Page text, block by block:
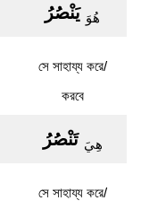
هُوَ يَنْصُرُ
সে সাহায্য করে/
করবে
هِيَ تَنْصُرُ
সে সাহায্য করে/